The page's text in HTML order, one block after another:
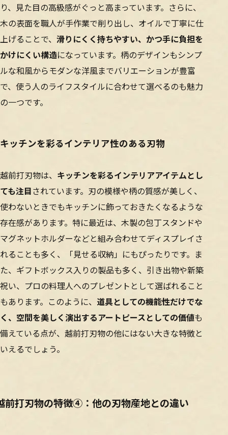
り、見た目の高級感がぐっと高まっています。さらに、
木の表面を職人が手作業で削り出し、オイルで丁寧に仕
上げることで、 滑りにくく持ちやすい、かつ手に負担を
かけにくい構造になっています。柄のデザインもシンプ
ルな和風からモダンな洋風までバリエーションが豊富
で、使う人のライフスタイルに合わせて選べるのも魅力
の一つです。
キッチンを彩るインテリア性のある刃物
越前打刃物は、 キッチンを彩るインテリアアイテムとし
ても注目されています。刃の模様や柄の質感が美しく、
使わないときでもキッチンに飾っておきたくなるような
存在感があります。特に最近は、木製の包丁スタンドや
マグネットホルダーなどと組み合わせてディスプレイさ
れることも多く、「見せる収納」にもぴったりです。ま
た、ギフトボックス入りの製品も多く、引き出物や新築
祝い、プロの料理人へのプレゼントとして選ばれること
もあります。このように、 道具としての機能性だけでな
く、空間を美しく演出するアートピースとしての価値も
備えている点が、越前打刃物の他にはない大きな特徴と
いえるでしょう。
前打刃物の特徴④：他の刃物産地との違い